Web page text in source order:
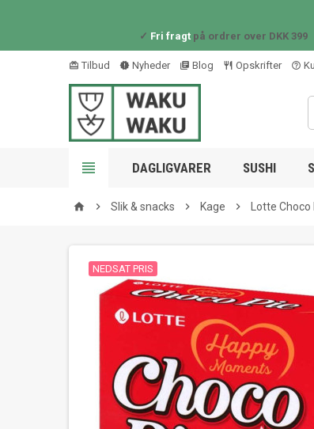
✓ Fri fragtpå ordrer over DKK 399
card_giftcard Tilbud new_releases Nyheder library_books Blog restaurant_outline
Opskrifter help_outline
 DAGLIGVARER SUSHI
home  Slik & snacks  Kage  Lotte
NEDSAT PRIS